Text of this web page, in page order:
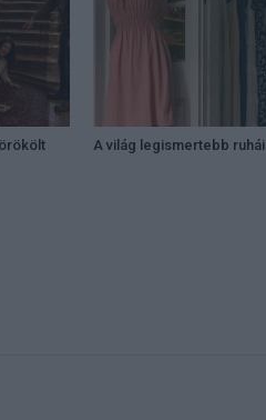
A világ legismertebb ruhái